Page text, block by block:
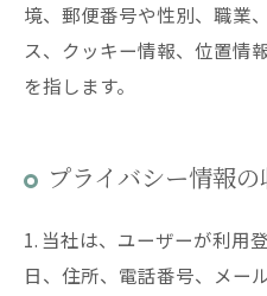
境、郵便番号や性別、職業
ス、クッキー情報、位置情
を指します。
プライバシー情報
1. 当社は、ユーザーが利用
日、住所、電話番号、メー